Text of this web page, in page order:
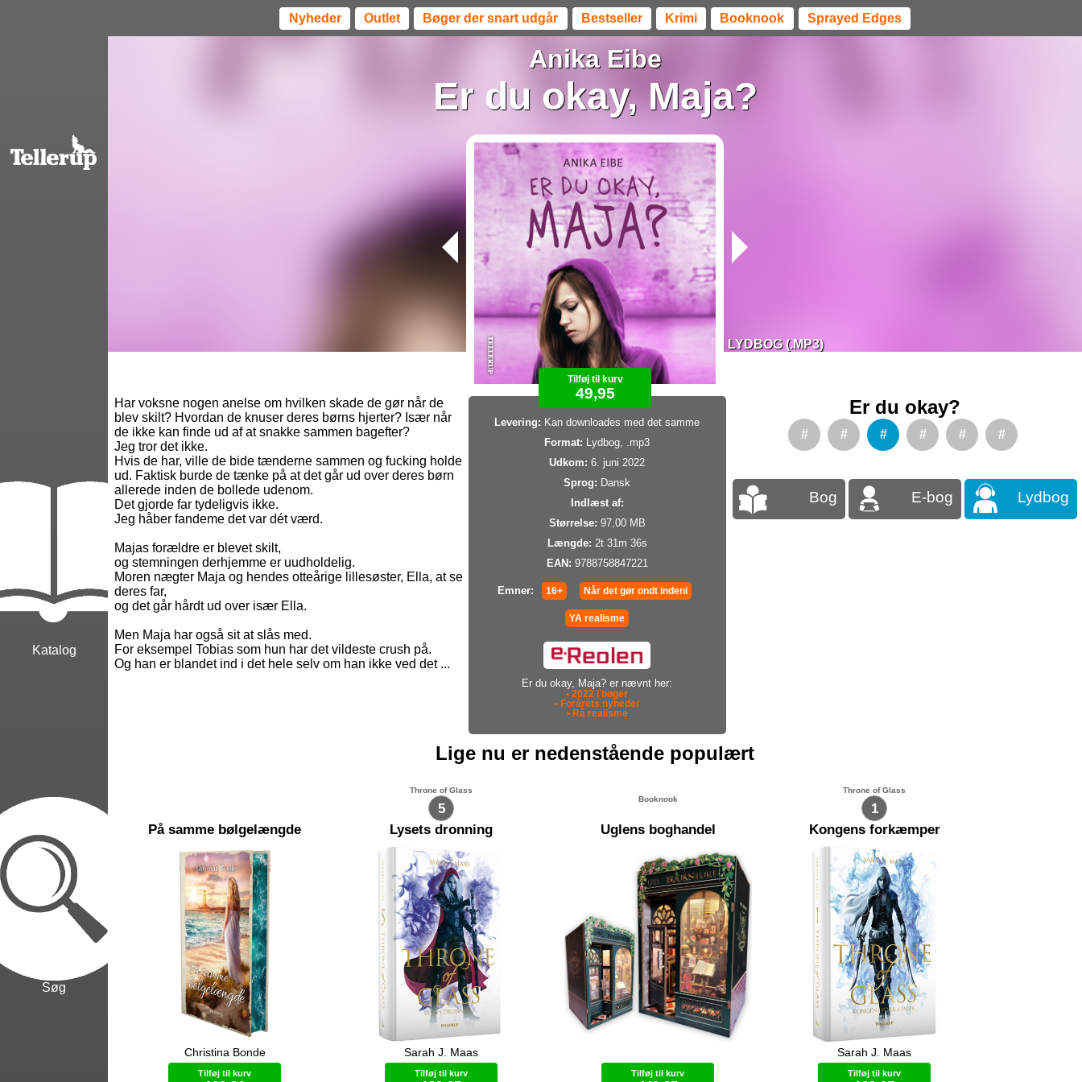
Nyheder Outlet Bøger der snart udgår Bestseller Krimi Booknook Sprayed Edges
Katalog
Søg
Anika Eibe
Er du okay, Maja?
LYDBOG (.MP3)
Tilføj til kurv
49,95
Levering: Kan downloades med det samme
Format: Lydbog, .mp3
Udkom: 6. juni 2022
Sprog: Dansk
Indlæst af:
Størrelse: 97,00 MB
Længde: 2t 31m 36s
EAN: 9788758847221
Emner: 16+ Når det gør ondt indeni
YA realisme
Er du okay, Maja? er nævnt her:
• 2022 i bøger
• Forårets nyheder
• Rå realisme
Har voksne nogen anelse om hvilken skade de gør når de
blev skilt? Hvordan de knuser deres børns hjerter? Især når
de ikke kan finde ud af at snakke sammen bagefter?
Jeg tror det ikke.
Hvis de har, ville de bide tænderne sammen og fucking holde
ud. Faktisk burde de tænke på at det går ud over deres børn
allerede inden de bollede udenom.
Det gjorde far tydeligvis ikke.
Jeg håber fandeme det var dét værd.
Majas forældre er blevet skilt,
og stemningen derhjemme er uudholdelig.
Moren nægter Maja og hendes otteårige lillesøster, Ella, at se
deres far,
og det går hårdt ud over især Ella.
Men Maja har også sit at slås med.
For eksempel Tobias som hun har det vildeste crush på.
Og han er blandet ind i det hele selv om han ikke ved det ...
Er du okay?
# # # # # #
Bog E-bog Lydbog
Lige nu er nedenstående populært
På samme bølgelængde
”Når to bølger med samme
bølgelængde mødes, kan de enten
forstærke eller svække hinanden,
Christina Bonde
Tilføj til kurv
5
Throne of Glass
Lysets dronning
Aelin arbejder på en plan om at sætte
magien fri i Adarlan igen. Samtidig
skal hun finde penge til en hær, og
Sarah J. Maas
Tilføj til kurv
Booknook
Uglens boghandel
Booknook! En Booknook er et mini-
landskab eller miniature-rum du selv
Tilføj til kurv
1
Throne of Glass
Kongens forkæmper
Celaena Sardothien, Adarlans
farligste snigmorder, er blevet forrådt
og afsoner nu i Endoviers saltminer.
Sarah J. Maas
Tilføj til kurv